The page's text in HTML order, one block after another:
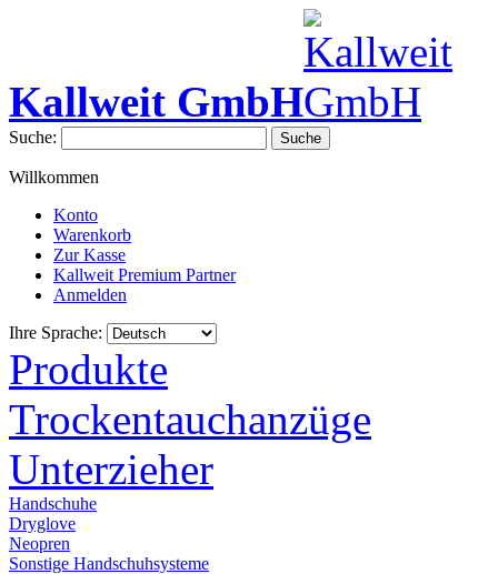
Kallweit GmbH
Suche: Suche
Willkommen
Konto
Warenkorb
Zur Kasse
Kallweit Premium Partner
Anmelden
Ihre Sprache:
Produkte
Trockentauchanzüge
Unterzieher
Handschuhe
Dryglove
Neopren
Sonstige Handschuhsysteme